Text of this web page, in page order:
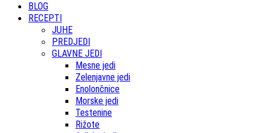
BLOG
RECEPTI
JUHE
PREDJEDI
GLAVNE JEDI
Mesne jedi
Zelenjavne jedi
Enolončnice
Morske jedi
Testenine
Rižote